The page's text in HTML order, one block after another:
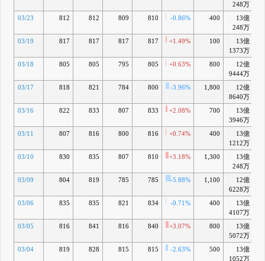
248万
03/23 812 812 809 810 -0.86% 400
13億
248万
03/19 817 817 817 817 +1.49% 100
13億
1373万
03/18 805 805 795 805 +0.63% 800
12億
9444万
03/17 818 821 784 800 -3.96% 1,800
12億
8640万
03/16 822 833 807 833 +2.08% 700
13億
3946万
03/11 807 816 800 816 +0.74% 400
13億
1212万
03/10 830 835 807 810 +3.18% 1,300
13億
248万
03/09 804 819 785 785 -5.88% 1,100
12億
6228万
03/06 835 835 821 834 -0.71% 400
13億
4107万
03/05 816 841 816 840 +3.07% 800
13億
5072万
03/04 819 828 815 815 -2.63% 500
13億
1052万